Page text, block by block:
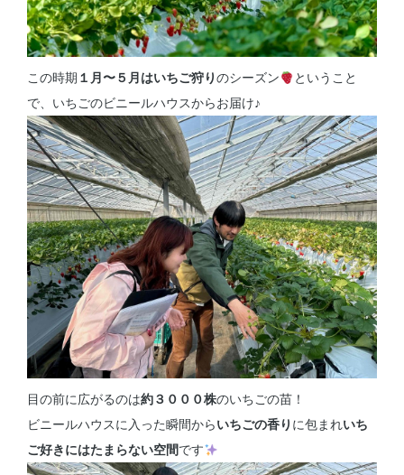
この時期 １月〜５月はいちご狩りのシーズン
ということ
で、いちごのビニールハウスからお届け♪
目の前に広がるのは約３０００株のいちごの苗！
ビニールハウスに入った瞬間からいちごの香り に包まれいち
ご好きにはたまらない空間です